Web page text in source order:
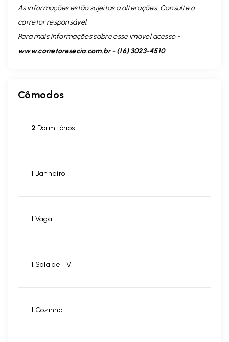
As informações estão sujeitas a alterações. Consulte o
corretor responsável.
Para mais informações sobre esse imóvel acesse -
www.corretoresecia.com.br - (16) 3023-4510
Cômodos
2 Dormitórios
1 Banheiro
1 Vaga
1 Sala de TV
1 Cozinha